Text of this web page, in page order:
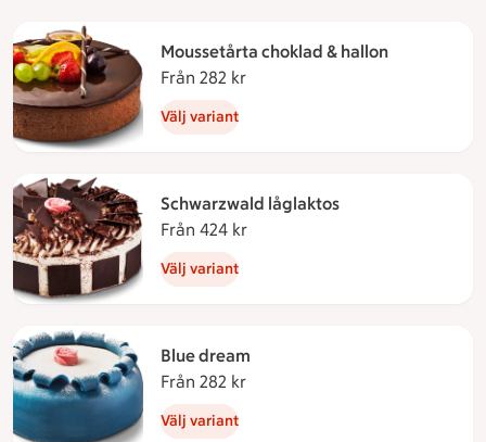
Moussetårta choklad & hallon
Från 282 kr
Välj variant
Schwarzwald låglaktos
Från 424 kr
Välj variant
Blue dream
Från 282 kr
Välj variant